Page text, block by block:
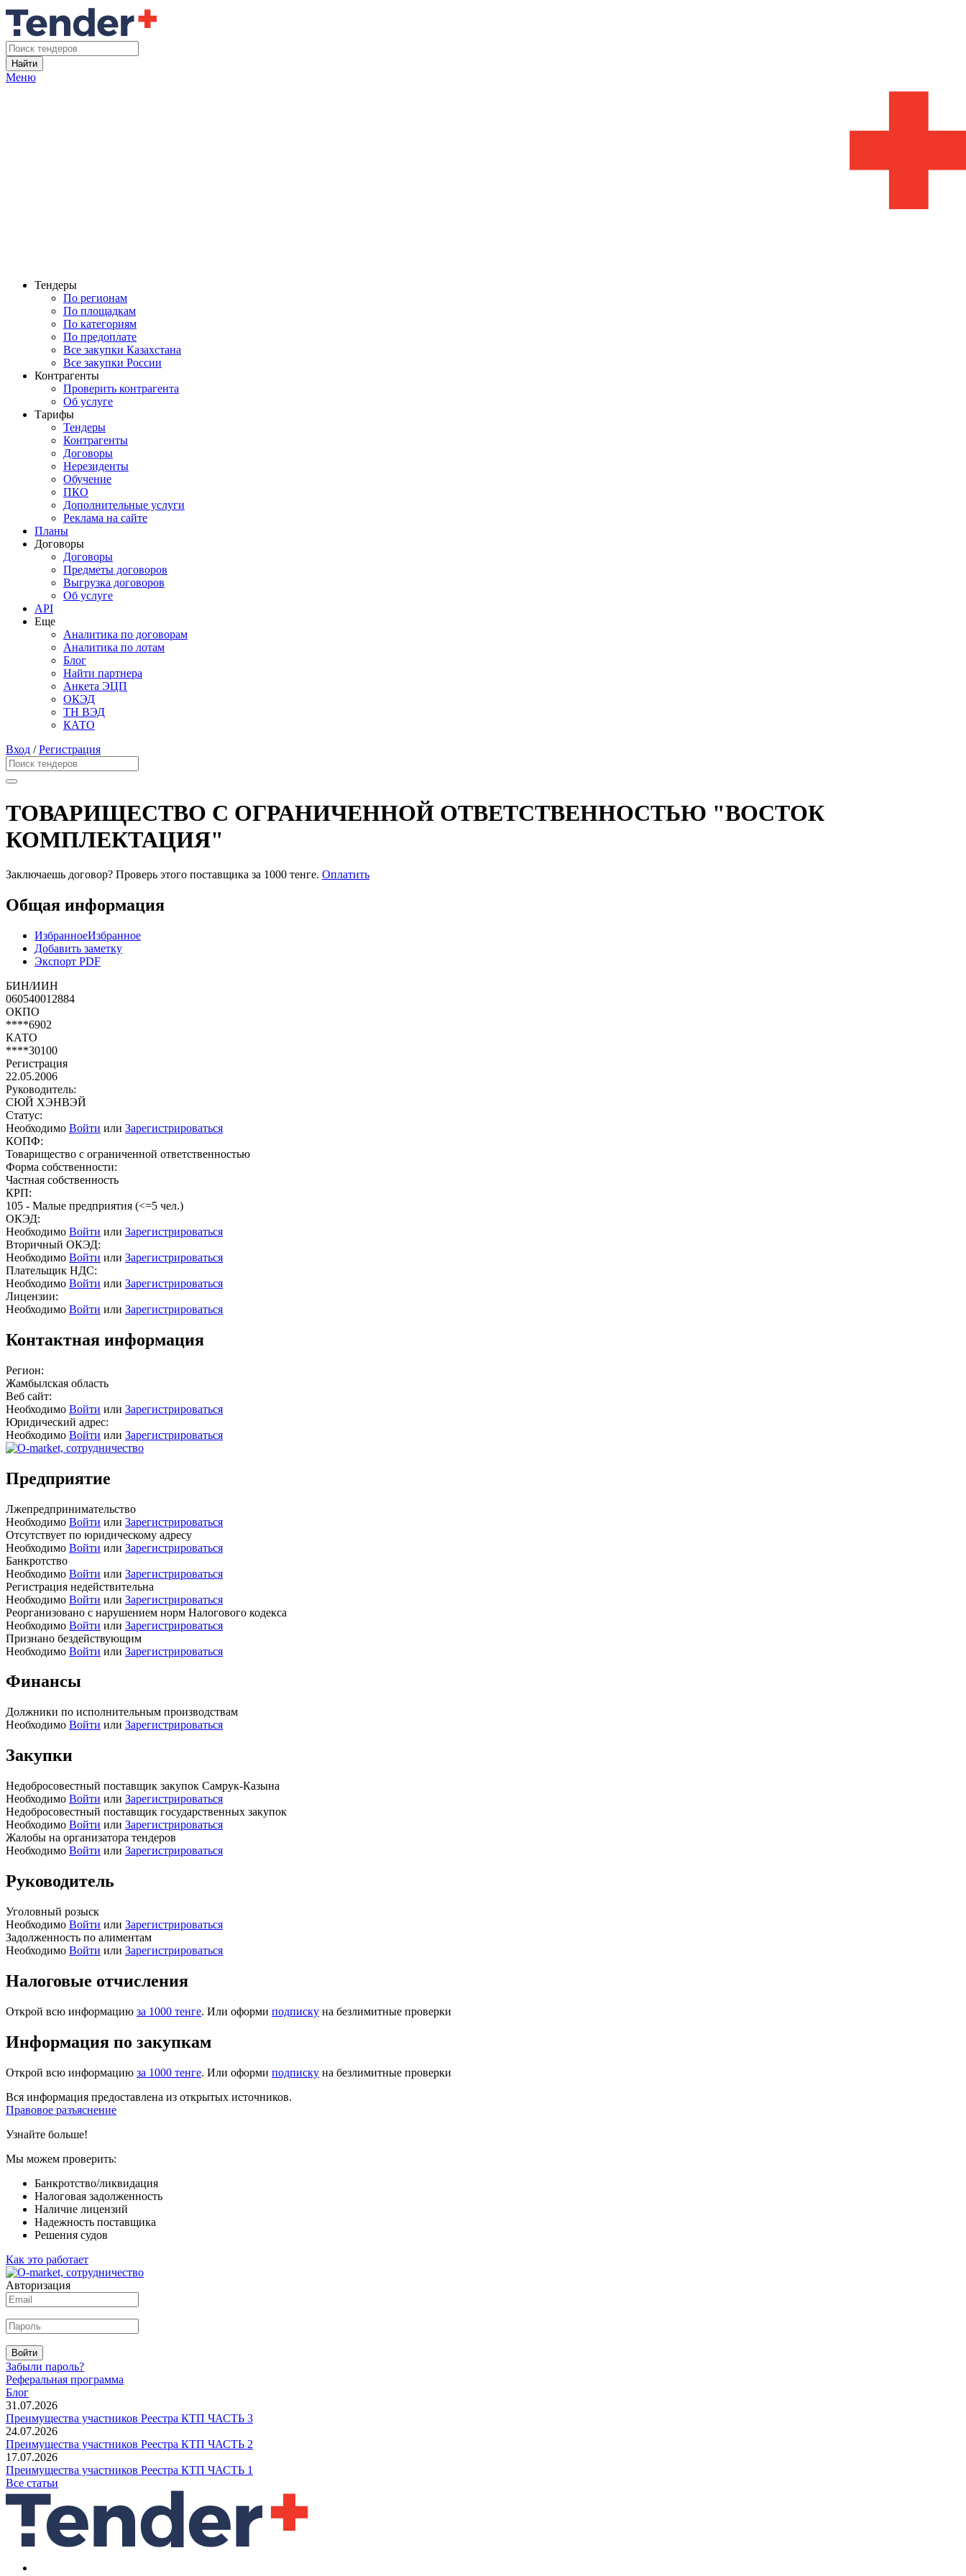
Найти
Меню
Тендеры
По регионам
По площадкам
По категориям
По предоплате
Все закупки Казахстана
Все закупки России
Контрагенты
Проверить контрагента
Об услуге
Тарифы
Тендеры
Контрагенты
Договоры
Нерезиденты
Обучение
ПКО
Дополнительные услуги
Реклама на сайте
Планы
Договоры
Договоры
Предметы договоров
Выгрузка договоров
Об услуге
API
Еще
Аналитика по договорам
Аналитика по лотам
Блог
Найти партнера
Анкета ЭЦП
ОКЭД
ТН ВЭД
КАТО
Вход /Регистрация
ТОВАРИЩЕСТВО С ОГРАНИЧЕННОЙ ОТВЕТСТВЕННОСТЬЮ "ВОСТОК
КОМПЛЕКТАЦИЯ"
Заключаешь договор? Проверь этого поставщика за 1000 тенге. Оплатить
Общая информация
ИзбранноеИзбранное
Добавить заметку
Экспорт PDF
БИН/ИИН
060540012884
ОКПО
****6902
КАТО
****30100
Регистрация
22.05.2006
Руководитель:
СЮЙ ХЭНВЭЙ
Статус:
Необходимо Войти или Зарегистрироваться
КОПФ:
Товарищество с ограниченной ответственностью
Форма собственности:
Частная собственность
КРП:
105 - Малые предприятия (<=5 чел.)
ОКЭД:
Необходимо Войти или Зарегистрироваться
Вторичный ОКЭД:
Необходимо Войти или Зарегистрироваться
Плательщик НДС:
Необходимо Войти или Зарегистрироваться
Лицензии:
Необходимо Войти или Зарегистрироваться
Контактная информация
Регион:
Жамбылская область
Веб сайт:
Необходимо Войти или Зарегистрироваться
Юридический адрес:
Необходимо Войти или Зарегистрироваться
Предприятие
Лжепредпринимательство
Необходимо Войти или Зарегистрироваться
Отсутствует по юридическому адресу
Необходимо Войти или Зарегистрироваться
Банкротство
Необходимо Войти или Зарегистрироваться
Регистрация недействительна
Необходимо Войти или Зарегистрироваться
Реорганизовано с нарушением норм Налогового кодекса
Необходимо Войти или Зарегистрироваться
Признано бездействующим
Необходимо Войти или Зарегистрироваться
Финансы
Должники по исполнительным производствам
Необходимо Войти или Зарегистрироваться
Закупки
Недобросовестный поставщик закупок Самрук-Казына
Необходимо Войти или Зарегистрироваться
Недобросовестный поставщик государственных закупок
Необходимо Войти или Зарегистрироваться
Жалобы на организатора тендеров
Необходимо Войти или Зарегистрироваться
Руководитель
Уголовный розыск
Необходимо Войти или Зарегистрироваться
Задолженность по алиментам
Необходимо Войти или Зарегистрироваться
Налоговые отчисления
Открой всю информацию за 1000 тенге. Или оформи подписку на безлимитные проверки
Информация по закупкам
Открой всю информацию за 1000 тенге. Или оформи подписку на безлимитные проверки
Вся информация предоставлена из открытых источников.
Правовое разъяснение
Узнайте больше!
Мы можем проверить:
Банкротство/ликвидация
Налоговая задолженность
Наличие лицензий
Надежность поставщика
Решения судов
Как это работает
Авторизация
Войти
Забыли пароль?
Реферальная программа
Блог
31.07.2026
Преимущества участников Реестра КТП ЧАСТЬ 3
24.07.2026
Преимущества участников Реестра КТП ЧАСТЬ 2
17.07.2026
Преимущества участников Реестра КТП ЧАСТЬ 1
Все статьи